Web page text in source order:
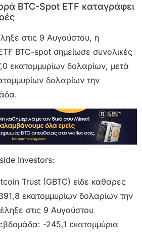
BTC-Spot ETF καταγράφει
στις 9 Αυγούστου, η
BTC-spot σημείωσε συνολικές
εκατομμυρίων δολαρίων, μετά
δολαρίων την
Investors:
Trust (GBTC) είδε καθαρές
εκατομμυρίων δολαρίων την
στις 9 Αυγούστου
-245,1 εκατομμύρια